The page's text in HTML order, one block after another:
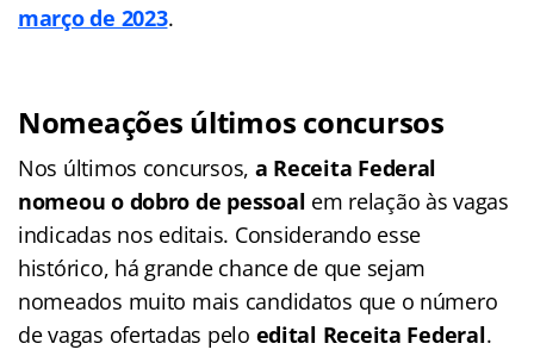
março de 2023.
Nomeações últimos concursos
Nos últimos concursos, a Receita Federal
nomeou o dobro de pessoal em relação às vagas
indicadas nos editais. Considerando esse
histórico, há grande chance de que sejam
nomeados muito mais candidatos que o número
de vagas ofertadas pelo edital Receita Federal.